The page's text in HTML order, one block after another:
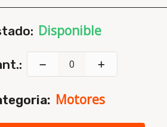
Disponible
Motores